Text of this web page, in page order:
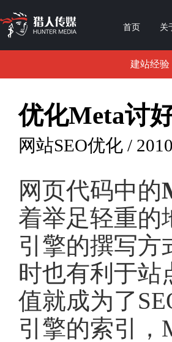
首页 关
建站经验
优化Meta讨
网站SEO优化 /
网页代码中的
着举足轻重的
引擎的撰写方
时也有利于站
值就成为了
引擎的索引，